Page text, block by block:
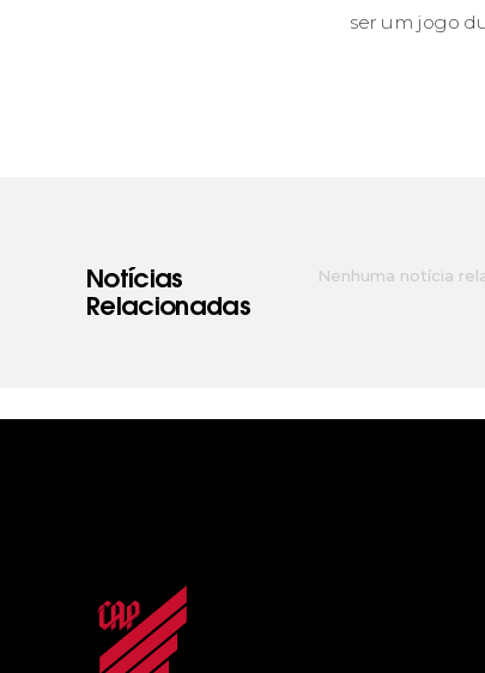
ser um jogo
Notícias
Relacionadas
Nenhuma notícia